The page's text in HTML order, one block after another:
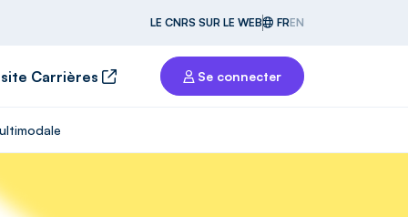
LE CNRS SUR LE WEB FREN
Carrières Se connecter